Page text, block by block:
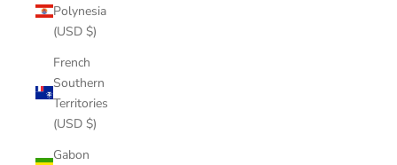
Polynesia
(USD $)
French
Southern
Territories
(USD $)
Gabon